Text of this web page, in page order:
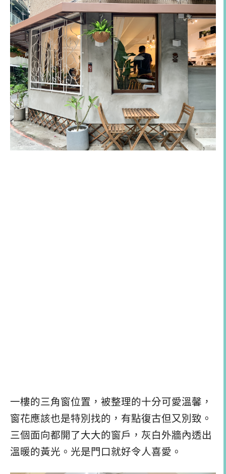
一樓的三角窗位置，被整理的十分可愛溫馨，
窗花應該也是特別找的，有點復古但又別致。
三個面向都開了大大的窗戶，灰白外牆內透出
溫暖的黃光。光是門口就好令人喜愛。